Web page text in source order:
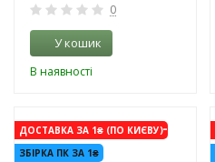
0
У кошик
В наявності
ДОСТАВКА ЗА 1₴ (ПО КИЄВУ)
ЗБІРКА ПК ЗА 1₴
-3%